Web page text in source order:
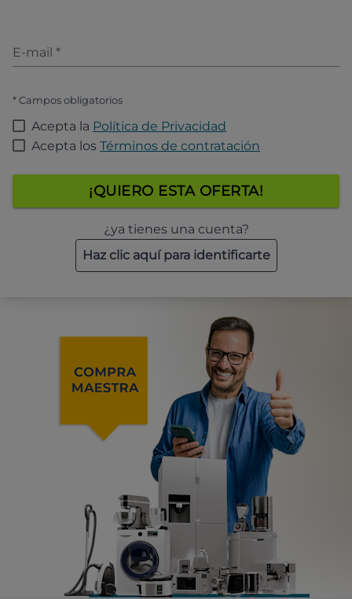
E-mail *
* Campos obligatorios
Acepta la Política de Privacidad
Acepta los Términos de contratación
¡QUIERO ESTA OFERTA!
¿ya tienes una cuenta?
Haz clic aquí para identificarte